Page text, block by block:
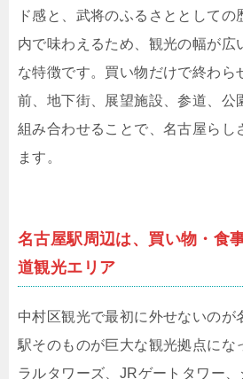
ド感と、武将のふるさととしての
内で味わえるため、観光の幅が広
な特徴です。買い物だけで終わら
前、地下街、展望施設、参道、公
組み合わせることで、名古屋らし
ます。
名古屋駅周辺は、買い物・食
道観光エリア
中村区観光で最初に外せないのが
駅そのものが巨大な観光拠点にな
ラルタワーズ、JRゲートタワー